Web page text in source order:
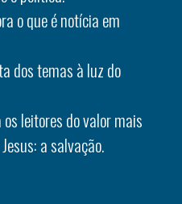
o que é notícia em
dos temas à luz do
leitores do valor mais
a salvação.